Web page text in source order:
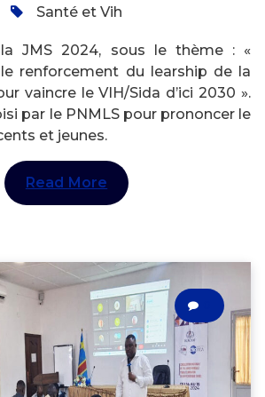
Santé et Vih
JMS 2024, sous le thème : «
renforcement du learship de la
vaincre le VIH/Sida d’ici 2030 ».
par le PNMLS pour prononcer le
et jeunes.
Read More